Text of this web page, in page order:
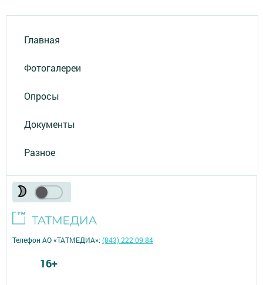
Главная
Фотогалереи
Опросы
Документы
Разное
Телефон АО «ТАТМЕДИА»:(843) 222 09 84
16+